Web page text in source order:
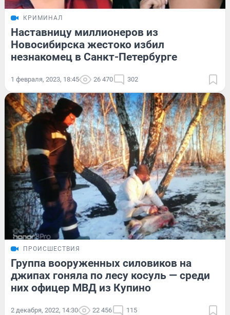
КРИМИНАЛ
Наставницу миллионеров из
Новосибирска жестоко избил
незнакомец в Санкт-Петербурге
1 февраля, 2023, 18:45 26 470 302
ПРОИСШЕСТВИЯ
Группа вооруженных силовиков на
джипах гоняла по лесу косуль — среди
них офицер МВД из Купино
2 декабря, 2022, 14:30 22 456 115